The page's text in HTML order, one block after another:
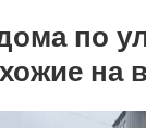
по
на